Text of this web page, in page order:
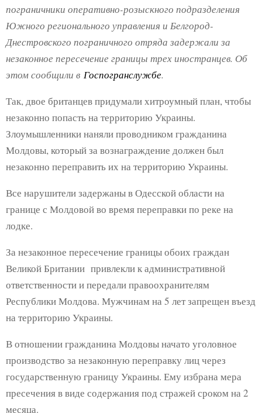
пограничники оперативно-розыскного подразделения
Южного регионального управления и Белгород-
Днестровского пограничного отряда задержали за
незаконное пересечение границы трех иностранцев. Об
этом сообщили в Госпогранслужбе.
Так, двое британцев придумали хитроумный план, чтобы
незаконно попасть на территорию Украины.
Злоумышленники наняли проводником гражданина
Молдовы, который за вознаграждение должен был
незаконно переправить их на территорию Украины.
Все нарушители задержаны в Одесской области на
границе с Молдовой во время переправки по реке на
лодке.
За незаконное пересечение границы обоих граждан
Великой Британии привлекли к административной
ответственности и передали правоохранителям
Республики Молдова. Мужчинам на 5 лет запрещен въезд
на территорию Украины.
В отношении гражданина Молдовы начато уголовное
производство за незаконную переправку лиц через
государственную границу Украины. Ему избрана мера
пресечения в виде содержания под стражей сроком на 2
месяца.